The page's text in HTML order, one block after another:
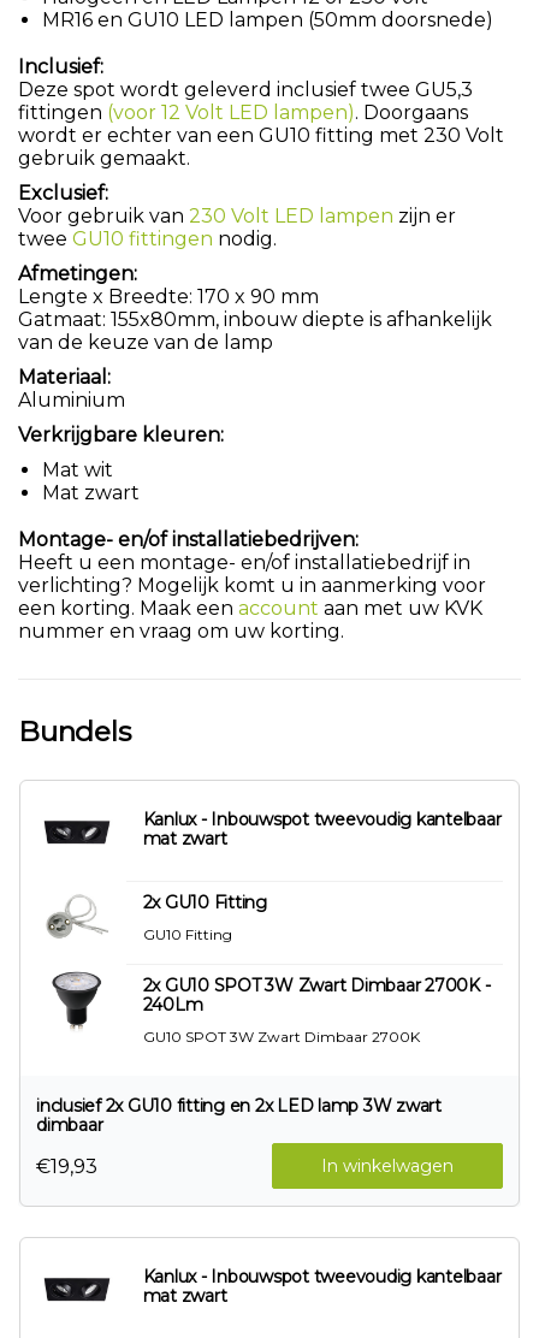
MR16 en GU10 LED lampen (50mm doorsnede)
Inclusief:
Deze spot wordt geleverd inclusief twee GU5,3
fittingen (voor 12 Volt LED lampen). Doorgaans
wordt er echter van een GU10 fitting met 230 Volt
gebruik gemaakt.
Exclusief:
Voor gebruik van 230 Volt LED lampen zijn er
twee GU10 fittingen nodig.
Afmetingen:
Lengte x Breedte: 170 x 90 mm
Gatmaat: 155x80mm, inbouw diepte is afhankelijk
van de keuze van de lamp
Materiaal:
Aluminium
Verkrijgbare kleuren:
Mat wit
Mat zwart
Montage- en/of installatiebedrijven:
Heeft u een montage- en/of installatiebedrijf in
verlichting? Mogelijk komt u in aanmerking voor
een korting. Maak een account aan met uw KVK
nummer en vraag om uw korting.
Bundels
Kanlux - Inbouwspot tweevoudig kantelbaar
mat zwart
2x GU10 Fitting
GU10 Fitting
2x GU10 SPOT 3W Zwart Dimbaar 2700K -
240Lm
GU10 SPOT 3W Zwart Dimbaar 2700K
inclusief 2x GU10 fitting en 2x LED lamp 3W zwart
dimbaar
In winkelwagen
€19,93
Kanlux - Inbouwspot tweevoudig kantelbaar
mat zwart